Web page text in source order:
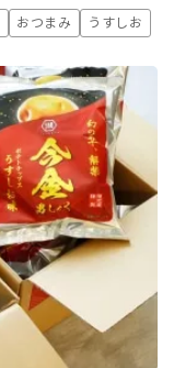
おつまみ
うすしお